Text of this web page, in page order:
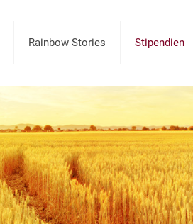
Rainbow Stories Stipendien